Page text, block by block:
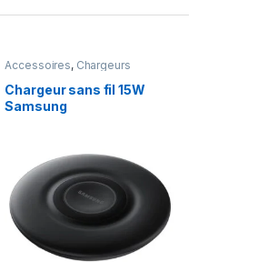
Accessoires, Chargeurs
Chargeur sans fil 15W
Samsung